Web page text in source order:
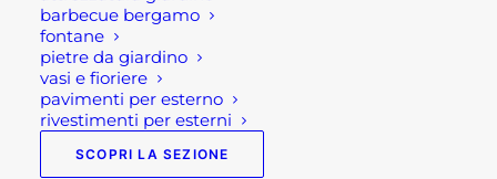
barbecue bergamo
fontane
pietre da giardino
vasi e fioriere
pavimenti per esterno
rivestimenti per esterni
SCOPRI LA SEZIONE
BARBECUE QUALE